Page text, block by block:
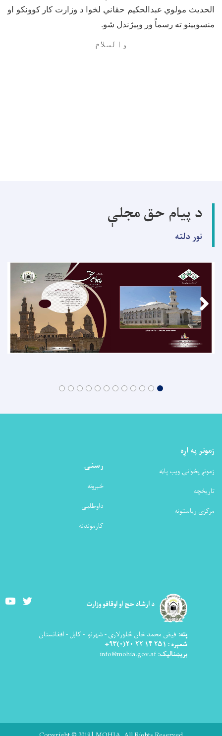
الحدیث مولوي عبدالحکیم حقاني لخوا د وزارت کار کوونکو او
منسوبینو ته رسماً ور وپيژندل شو.
والسلام
د پیام حق مجلې
نور دلته
زمونږ په اړه
زمونږ پخوانۍ ویب پاڼه
تاریخچه
مرکزی ریاستونه
رسنۍ
خبرونه
داوطلبی
کارموندنه
د ارشاد حج او اوقافو وزارت Youtube
پته: فیض محمد خان څلورلاری - شهرنو - کابل - افغانستان
شمېره : ۲۵۱ ۱۴ ۲۲ ۲۰(۰)۹۳+
بریښنالیک: